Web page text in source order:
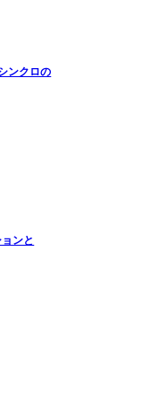
ンクロの
ンと